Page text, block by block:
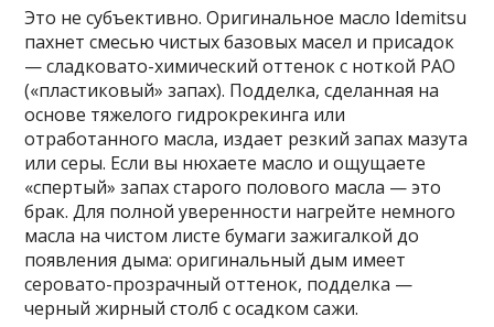
Это не субъективно. Оригинальное масло Idemitsu
пахнет смесью чистых базовых масел и присадок
— сладковато-химический оттенок с ноткой PAO
(«пластиковый» запах). Подделка, сделанная на
основе тяжелого гидрокрекинга или
отработанного масла, издает резкий запах мазута
или серы. Если вы нюхаете масло и ощущаете
«спертый» запах старого полового масла — это
брак. Для полной уверенности нагрейте немного
масла на чистом листе бумаги зажигалкой до
появления дыма: оригинальный дым имеет
серовато-прозрачный оттенок, подделка —
черный жирный столб с осадком сажи.